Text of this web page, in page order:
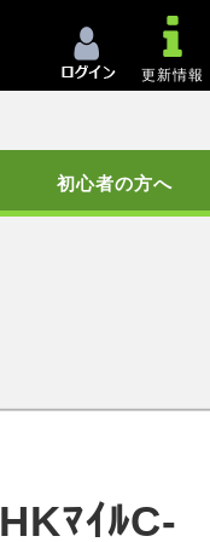
更新情報
初心者の方へ
ﾏｲﾙC-